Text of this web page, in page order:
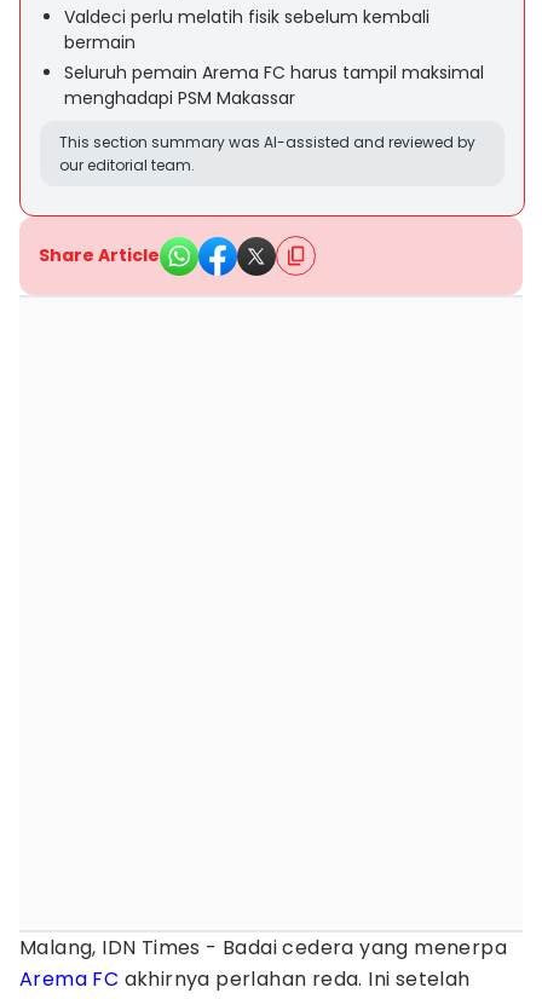
Valdeci perlu melatih fisik sebelum kembali
bermain
Seluruh pemain Arema FC harus tampil maksimal
menghadapi PSM Makassar
This section summary was AI-assisted and reviewed by
our editorial team.
Share Article
Malang, IDN Times - Badai cedera yang menerpa
Arema FC akhirnya perlahan reda. Ini setelah